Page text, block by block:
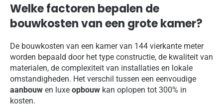
Welke factoren bepalen de
bouwkosten van een grote kamer?
De bouwkosten van een kamer van 144 vierkante meter
worden bepaald door het type constructie, de kwaliteit van
materialen, de complexiteit van installaties en lokale
omstandigheden. Het verschil tussen een eenvoudige
aanbouw en luxe opbouw kan oplopen tot 300% in
kosten.